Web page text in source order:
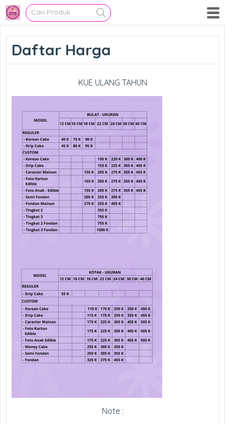
Daftar Harga
KUE ULANG TAHUN
Note :